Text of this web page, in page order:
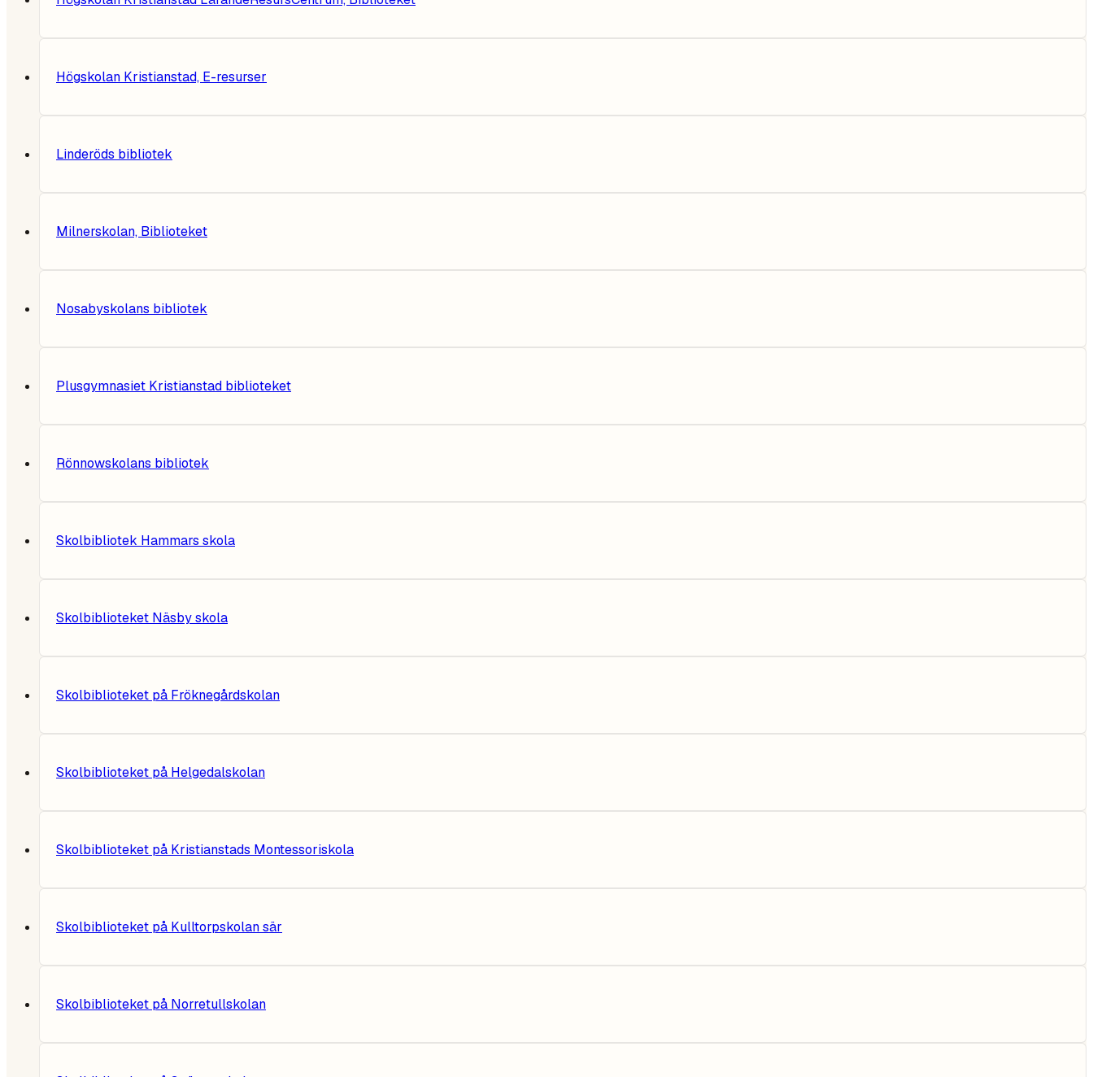
Högskolan Kristianstad, E-resurser
Linderöds bibliotek
Milnerskolan, Biblioteket
Nosabyskolans bibliotek
Plusgymnasiet Kristianstad biblioteket
Rönnowskolans bibliotek
Skolbibliotek Hammars skola
Skolbiblioteket Näsby skola
Skolbiblioteket på Fröknegårdskolan
Skolbiblioteket på Helgedalskolan
Skolbiblioteket på Kristianstads Montessoriskola
Skolbiblioteket på Kulltorpskolan sär
Skolbiblioteket på Norretullskolan